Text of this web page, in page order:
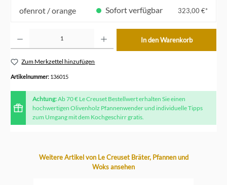
ofenrot / orange Sofort verfügbar 323,00 €*
In den Warenkorb
Zum Merkzettel hinzufügen
Artikelnummer: 136015
Achtung:Ab 70 € Le Creuset Bestellwert erhalten Sie einen
hochwertigen Olivenholz Pfannenwender und individuelle Tipps
zum Umgang mit dem Kochgeschirr gratis.
Produktgalerie überspringen
Weitere Artikel von Le Creuset Bräter, Pfannen und
Woks ansehen